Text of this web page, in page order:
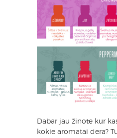
Dabar jau žinote kur
kokie aromatai dera?